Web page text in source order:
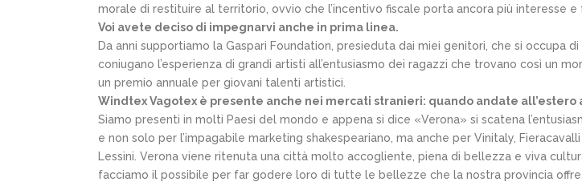
morale di restituire al territorio, ovvio che l’incentivo fiscale porta ancora più interesse e
Voi avete deciso di impegnarvi anche in prima linea.
Da anni supportiamo la Gaspari Foundation, presieduta dai miei genitori, che si occupa
coniugano l’esperienza di grandi artisti all’entusiasmo dei ragazzi che trovano così un
un premio annuale per giovani talenti artistici.
Windtex Vagotex è presente anche nei mercati stranieri: quando andate all’estero
Siamo presenti in molti Paesi del mondo e appena si dice «Verona» si scatena
e non solo per l’impagabile marketing shakespeariano, ma anche per Vinitaly,
Lessini. Verona viene ritenuta una città molto accogliente, piena di bellezza e viva
facciamo il possibile per far godere loro di tutte le bellezze che la nostra provincia offre.